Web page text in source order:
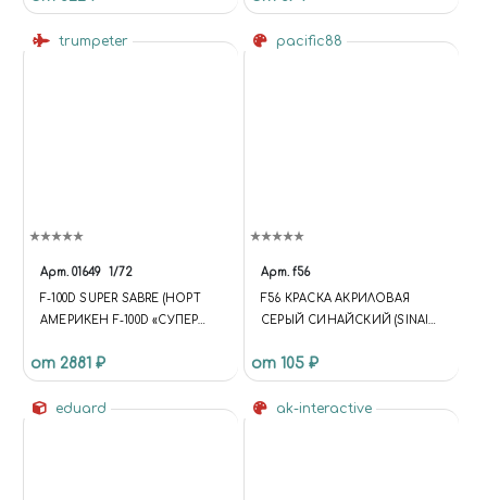
trumpeter
Арт. 01649 1/72
F-100D SUPER SABRE (НОРТ
АМЕРИКЕН F-100D «СУПЕР
ОДНОМЕСТНЫЙ
СВЕРХЗВУКОВОЙ
ИСТРЕБИТЕЛЬ-
от 2881 ₽
pacific88
Арт. f56
F56 КРАСКА АКРИЛОВАЯ
СЕРЫЙ СИНАЙСКИЙ (SINAI
от 105 ₽
eduard ak-interactive